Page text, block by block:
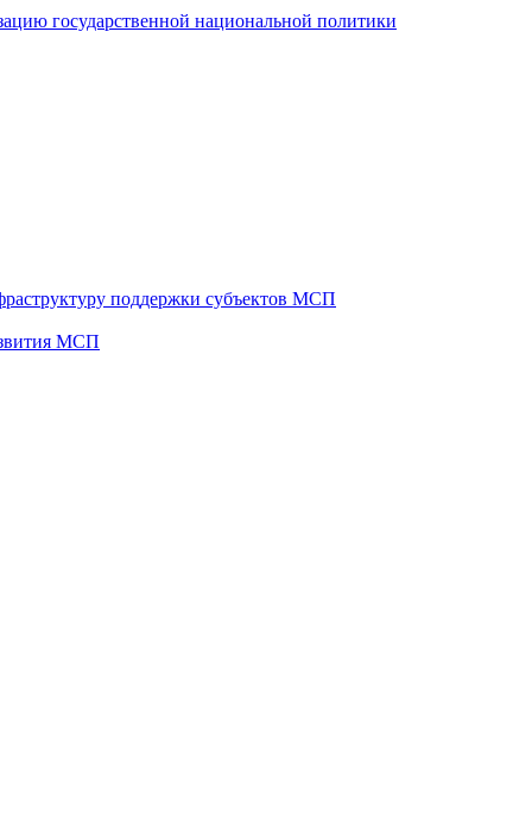
государственной национальной политики
поддержки субъектов МСП
МСП